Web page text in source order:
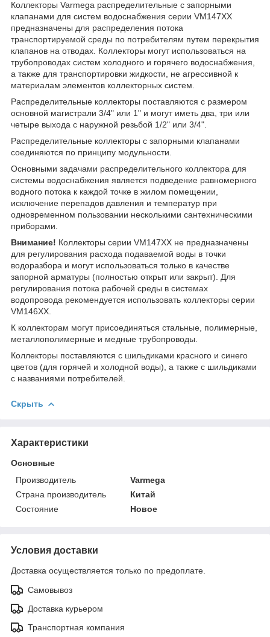
Коллекторы Varmega распределительные с запорными
клапанами для систем водоснабжения серии VM147XX
предназначены для распределения потока
транспортируемой среды по потребителям путем перекрытия
клапанов на отводах. Коллекторы могут использоваться на
трубопроводах систем холодного и горячего водоснабжения,
а также для транспортировки жидкости, не агрессивной к
материалам элементов коллекторных систем.
Распределительные коллекторы поставляются с размером
основной магистрали 3/4" или 1" и могут иметь два, три или
четыре выхода с наружной резьбой 1/2" или 3/4".
Распределительные коллекторы с запорными клапанами
соединяются по принципу модульности.
Основными задачами распределительного коллектора для
системы водоснабжения является подведение равномерного
водного потока к каждой точке в жилом помещении,
исключение перепадов давления и температур при
одновременном пользовании несколькими сантехническими
приборами.
Внимание! Коллекторы серии VM147XX не предназначены
для регулирования расхода подаваемой воды в точки
водоразбора и могут использоваться только в качестве
запорной арматуры (полностью открыт или закрыт). Для
регулирования потока рабочей среды в системах
водопровода рекомендуется использовать коллекторы серии
VM146XX.
К коллекторам могут присоединяться стальные, полимерные,
металлополимерные и медные трубопроводы.
Коллекторы поставляются с шильдиками красного и синего
цветов (для горячей и холодной воды), а также с шильдиками
с названиями потребителей.
Скрыть
Характеристики
Основные
Производитель
Varmega
Страна производитель
Китай
Состояние
Новое
Условия доставки
Доставка осуществляется только по предоплате.
Самовывоз
Доставка курьером
Транспортная компания